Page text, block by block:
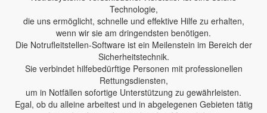
Technologie,
die uns ermöglicht, schnelle und effektive Hilfe zu erhalten,
wenn wir sie am dringendsten benötigen.
Die Notrufleitstellen-Software ist ein Meilenstein im Bereich der
Sicherheitstechnik.
Sie verbindet hilfebedürftige Personen mit professionellen
Rettungsdiensten,
um in Notfällen sofortige Unterstützung zu gewährleisten.
Egal, ob du alleine arbeitest und in abgelegenen Gebieten tätig